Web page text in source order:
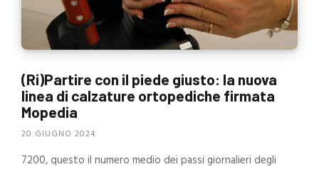
(Ri)Partire con il piede giusto: la nuova
linea di calzature ortopediche firmata
Mopedia
20 GIUGNO 2024
7200, questo il numero medio dei passi giornalieri degli